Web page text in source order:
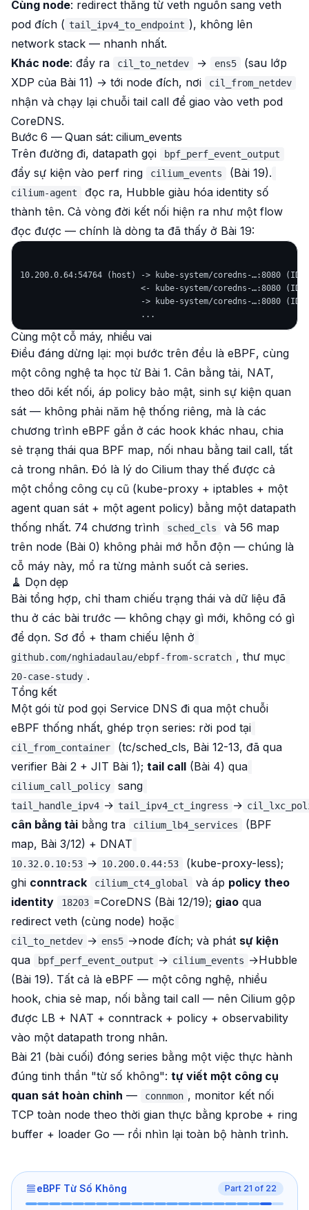
Cùng node: redirect thẳng từ veth nguồn sang veth
pod đích ( tail_ipv4_to_endpoint ), không lên
network stack — nhanh nhất.
Khác node: đẩy ra cil_to_netdev → ens5
(sau lớp
XDP của Bài 11) → tới node đích, nơi
cil_from_netdev
nhận và chạy lại chuỗi tail call để giao vào veth pod
CoreDNS.
Bước 6 — Quan sát: cilium_events
Trên đường đi, datapath gọi
bpf_perf_event_output
đẩy sự kiện vào perf ring cilium_events (Bài 19).
cilium-agent
đọc ra, Hubble giàu hóa identity số
thành tên. Cả vòng đời kết nối hiện ra như một flow
đọc được — chính là dòng ta đã thấy ở Bài 19:
10.200.0.64:54764 (host) -> kube-system/coredns-…:8080
<- kube-system/coredns-…:8080
-> kube-system/coredns-…:8080
Cùng một cỗ máy, nhiều vai
Điều đáng dừng lại: mọi bước trên đều là eBPF, cùng
một công nghệ ta học từ Bài 1. Cân bằng tải, NAT,
theo dõi kết nối, áp policy bảo mật, sinh sự kiện quan
sát — không phải năm hệ thống riêng, mà là các
chương trình eBPF gắn ở các hook khác nhau, chia
sẻ trạng thái qua BPF map, nối nhau bằng tail call, tất
cả trong nhân. Đó là lý do Cilium thay thế được cả
một chồng công cụ cũ (kube-proxy + iptables + một
agent quan sát + một agent policy) bằng một datapath
thống nhất. 74 chương trình
sched_cls
và 56 map
trên node (Bài 0) không phải mớ hỗn độn — chúng là
cỗ máy này, mổ ra từng mảnh suốt cả series.
🧹 Dọn dẹp
Bài tổng hợp, chỉ tham chiếu trạng thái và dữ liệu đã
thu ở các bài trước — không chạy gì mới, không có gì
để dọn. Sơ đồ + tham chiếu lệnh ở
github.com/nghiadaulau/ebpf-from-scratch , thư mục
20-case-study .
Tổng kết
Một gói từ pod gọi Service DNS đi qua một chuỗi
eBPF thống nhất, ghép trọn series: rời pod tại
cil_from_container
(tc/sched_cls, Bài 12-13, đã qua
verifier Bài 2 + JIT Bài 1); tail call (Bài 4) qua
cilium_call_policy sang
tail_handle_ipv4 → tail_ipv4_ct_ingress →
cân bằng tải bằng tra cilium_lb4_services
(BPF
map, Bài 3/12) + DNAT
10.32.0.10:53 → 10.200.0.44:53
(kube-proxy-less);
ghi conntrack cilium_ct4_global và áp policy theo
identity
18203 =CoreDNS (Bài 12/19); giao qua
redirect veth (cùng node) hoặc
cil_to_netdev → ens5 →node đích; và phát sự kiện
qua
bpf_perf_event_output → cilium_events →Hubble
(Bài 19). Tất cả là eBPF — một công nghệ, nhiều
hook, chia sẻ map, nối bằng tail call — nên Cilium gộp
được LB + NAT + conntrack + policy + observability
vào một datapath trong nhân.
Bài 21 (bài cuối) đóng series bằng một việc thực hành
đúng tinh thần "từ số không": tự viết một công cụ
quan sát hoàn chỉnh — connmon , monitor kết nối
TCP toàn node theo thời gian thực bằng kprobe + ring
buffer + loader Go — rồi nhìn lại toàn bộ hành trình.
eBPF Từ Số Không Part 21 of 22